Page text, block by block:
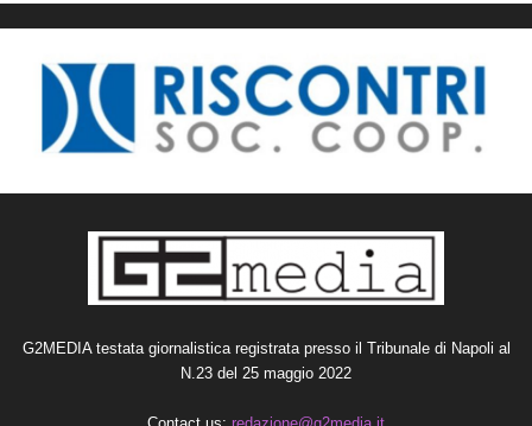
G2MEDIA testata giornalistica registrata presso il Tribunale di Napoli al
N.23 del 25 maggio 2022